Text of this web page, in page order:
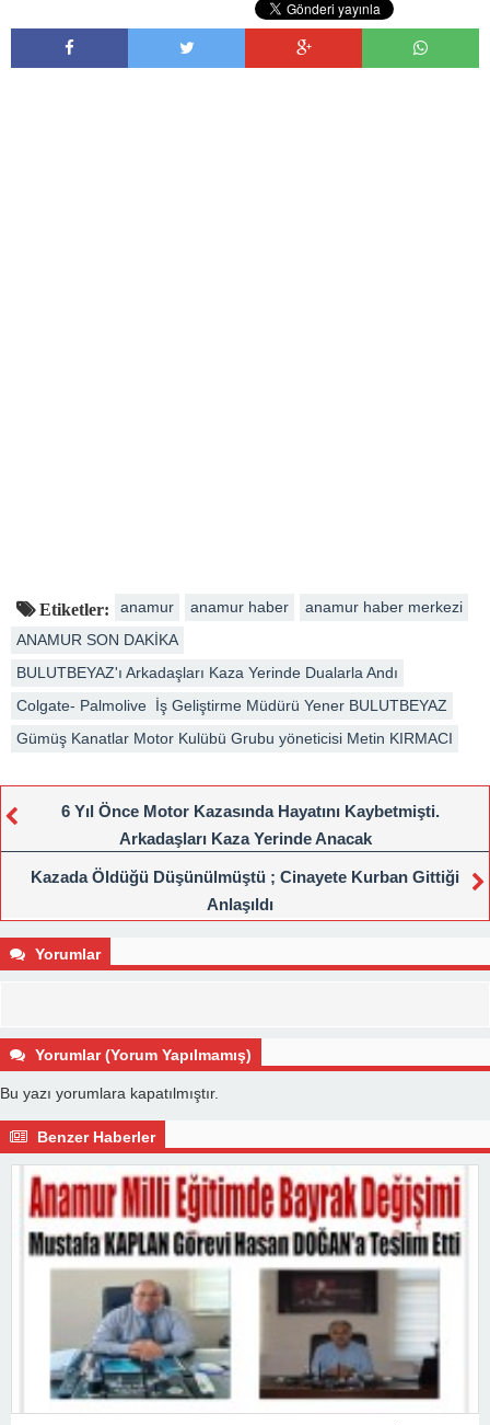
Etiketler: anamur anamur haber
anamur haber merkezi
ANAMUR SON DAKİKA
BULUTBEYAZ'ı Arkadaşları Kaza Yerinde Dualarla Andı
Colgate- Palmolive İş Geliştirme Müdürü Yener BULUTBEYAZ
Gümüş Kanatlar Motor Kulübü Grubu yöneticisi Metin KIRMACI
6 Yıl Önce Motor Kazasında Hayatını Kaybetmişti.
Arkadaşları Kaza Yerinde Anacak
Kazada Öldüğü Düşünülmüştü ; Cinayete Kurban Gittiği
Anlaşıldı
Yorumlar
Yorumlar (Yorum Yapılmamış)
Bu yazı yorumlara kapatılmıştır.
Benzer Haberler